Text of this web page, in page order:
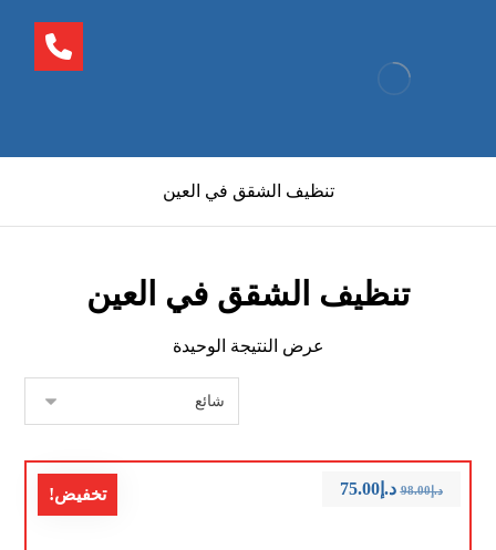
تنظيف الشقق في العين
تنظيف الشقق في العين
عرض النتيجة الوحيدة
تخفيض! د.إ98.00 د.إ75.00